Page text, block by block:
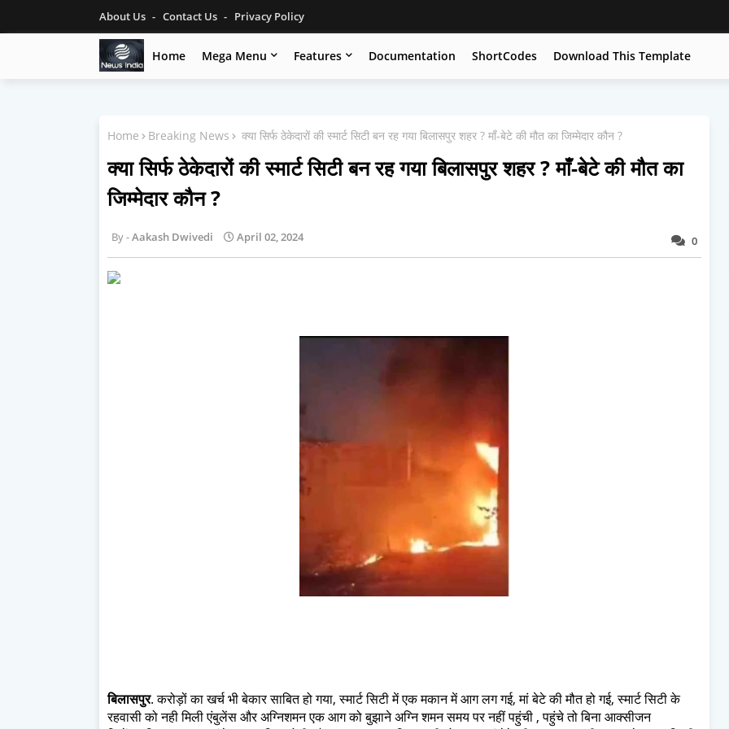
About Us Contact Us Privacy Policy
Home Mega Menu Features Documentation ShortCodes Download This Template
Home Breaking News क्या सिर्फ ठेकेदारों की स्मार्ट सिटी बन रह गया बिलासपुर शहर ? माँ-बेटे की मौत का जिम्मेदार कौन ?
क्या सिर्फ ठेकेदारों की स्मार्ट सिटी बन रह गया बिलासपुर शहर ? माँ-बेटे की मौत का
जिम्मेदार कौन ?
0
Aakash Dwivedi April 02, 2024
बिलासपुर. करोड़ों का खर्च भी बेकार साबित हो गया, स्मार्ट सिटी में एक मकान में आग लग गई, मां बेटे की मौत हो गई, स्मार्ट सिटी के
रहवासी को नही मिली एंबुलेंस और अग्निशमन एक आग को बुझाने अग्नि शमन समय पर नहीं पहुंची , पहुंचे तो बिना आक्सीजन